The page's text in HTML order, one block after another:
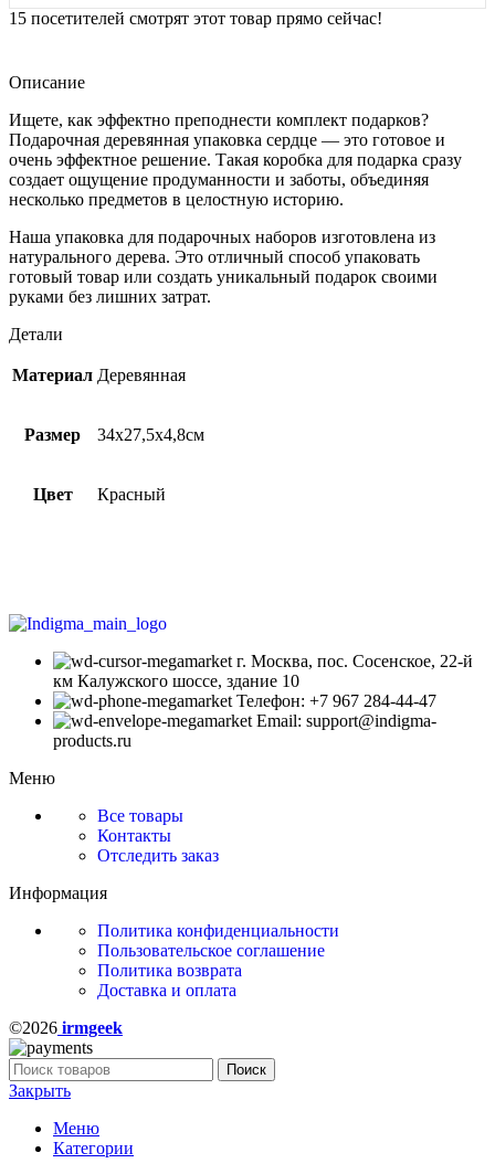
15 посетителей смотрят этот товар прямо сейчас!
Описание
Ищете, как эффектно преподнести комплект подарков?
Подарочная деревянная упаковка сердце — это готовое и
очень эффектное решение. Такая коробка для подарка сразу
создает ощущение продуманности и заботы, объединяя
несколько предметов в целостную историю.
Наша упаковка для подарочных наборов изготовлена из
натурального дерева. Это отличный способ упаковать
готовый товар или создать уникальный подарок своими
руками без лишних затрат.
Детали
Материал Деревянная
Размер 34х27,5х4,8см
Цвет Красный
г. Москва, пос. Сосенское, 22-й
км Калужского шоссе, здание 10
Телефон: +7 967 284-44-47
Email: support@indigma-
products.ru
Меню
Все товары
Контакты
Отследить заказ
Информация
Политика конфиденциальности
Пользовательское соглашение
Политика возврата
Доставка и оплата
©2026 irmgeek
Поиск
Закрыть
Меню
Категории